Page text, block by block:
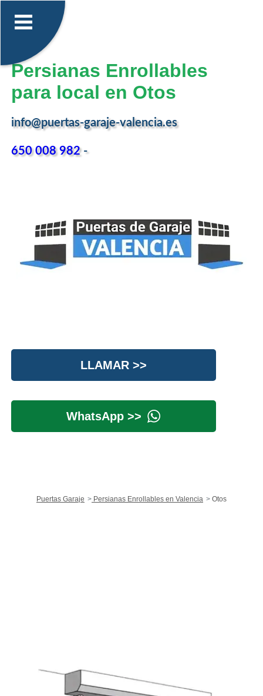
Persianas Enrollables
para local en Otos
info@puertas-garaje-valencia.es
650 008 982-
LLAMAR >>
WhatsApp >>
Puertas Garaje Persianas Enrollables en Valencia Otos